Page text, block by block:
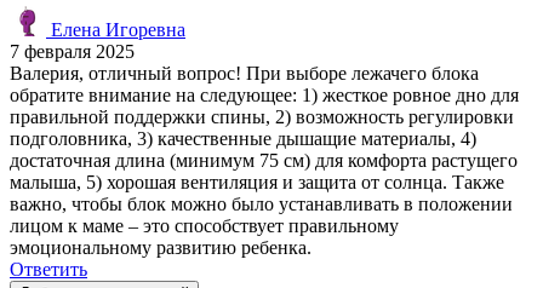
Елена Игоревна
7 февраля 2025
Валерия, отличный вопрос! При выборе лежачего блока
обратите внимание на следующее: 1) жесткое ровное дно для
правильной поддержки спины, 2) возможность регулировки
подголовника, 3) качественные дышащие материалы, 4)
достаточная длина (минимум 75 см) для комфорта растущего
малыша, 5) хорошая вентиляция и защита от солнца. Также
важно, чтобы блок можно было устанавливать в положении
лицом к маме – это способствует правильному
эмоциональному развитию ребенка.
Ответить